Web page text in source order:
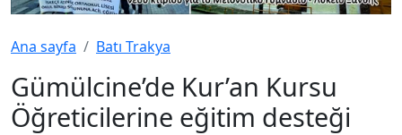
Ana sayfa Batı Trakya
Gümülcine’de Kur’an Kursu
Öğreticilerine eğitim desteği